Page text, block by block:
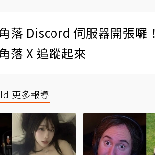
落 Discord 伺服器開張囉！
落 X 追蹤起來
更多報導